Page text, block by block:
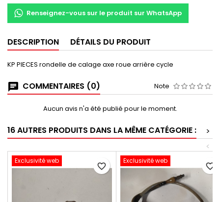
Renseignez-vous sur le produit sur WhatsApp
DESCRIPTION DÉTAILS DU PRODUIT
KP PIECES rondelle de calage axe roue arrière cycle
COMMENTAIRES (0) Note
Aucun avis n'a été publié pour le moment.
16 AUTRES PRODUITS DANS LA MÊME CATÉGORIE :
>
<
Exclusivité web
favorite_border
Exclusivité web
favorite_border